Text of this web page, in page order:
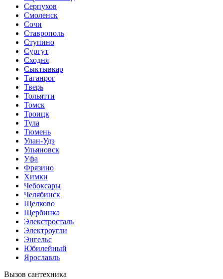
Серпухов
Смоленск
Сочи
Ставрополь
Ступино
Сургут
Сходня
Сыктывкар
Таганрог
Тверь
Тольятти
Томск
Троицк
Тула
Тюмень
Улан-Удэ
Ульяновск
Уфа
Фрязино
Химки
Чебоксары
Челябинск
Щелково
Щербинка
Элекстросталь
Электроугли
Энгельс
Юбилейный
Ярославль
Вызов сантехника